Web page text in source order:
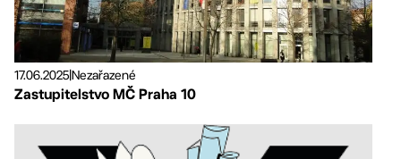
17.06.2025Nezařazené
Zastupitelstvo MČ Praha 10